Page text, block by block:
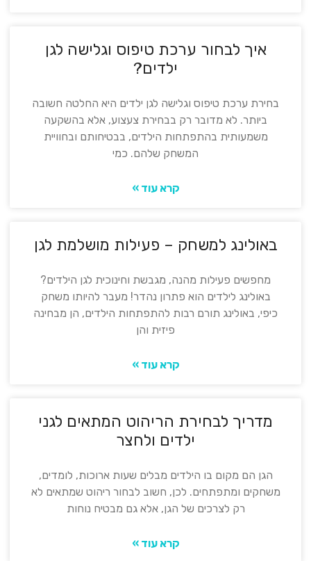
איך לבחור ערכת טיפוס וגלישה לגן
ילדים?
בחירת ערכת טיפוס וגלישה לגן ילדים היא החלטה חשובה
ביותר. לא מדובר רק בבחירת צעצוע, אלא בהשקעה
משמעותית בהתפתחות הילדים, בבטיחותם ובחוויית
המשחק שלהם. כמי
קרא עוד »
באולינג למשחק – פעילות מושלמת לגן
מחפשים פעילות מהנה, מגבשת וחינוכית לגן הילדים?
באולינג לילדים הוא פתרון נהדר! מעבר להיותו משחק
כיפי, באולינג תורם רבות להתפתחות הילדים, הן מבחינה
פיזית והן
קרא עוד »
מדריך לבחירת הריהוט המתאים לגני
ילדים ולחצר
הגן הם מקום בו הילדים מבלים שעות ארוכות, לומדים,
משחקים ומתפתחים. לכן, חשוב לבחור ריהוט שמתאים לא
רק לצרכים של הגן, אלא גם מבטיח נוחות
קרא עוד »